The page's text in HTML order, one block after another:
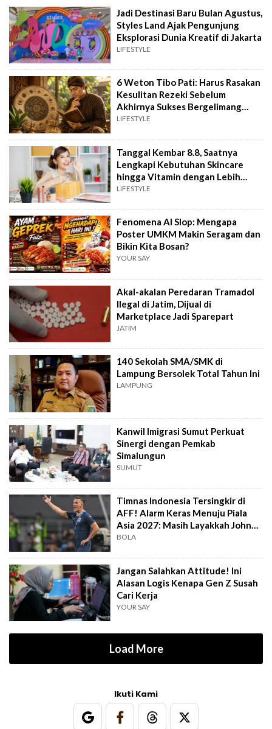
Jadi Destinasi Baru Bulan Agustus,
Styles Land Ajak Pengunjung
Eksplorasi Dunia Kreatif di Jakarta
LIFESTYLE
6 Weton Tibo Pati: Harus Rasakan
Kesulitan Rezeki Sebelum
Akhirnya Sukses Bergelimang
Harta
LIFESTYLE
Tanggal Kembar 8.8, Saatnya
Lengkapi Kebutuhan Skincare
hingga Vitamin dengan Lebih
Hemat
LIFESTYLE
Fenomena AI Slop: Mengapa
Poster UMKM Makin Seragam dan
Bikin Kita Bosan?
YOUR SAY
Akal-akalan Peredaran Tramadol
Ilegal di Jatim, Dijual di
Marketplace Jadi Sparepart
JATIM
140 Sekolah SMA/SMK di
Lampung Bersolek Total Tahun Ini
LAMPUNG
Kanwil Imigrasi Sumut Perkuat
Sinergi dengan Pemkab
Simalungun
SUMUT
Timnas Indonesia Tersingkir di
AFF! Alarm Keras Menuju Piala
Asia 2027: Masih Layakkah John
Herdman?
BOLA
Jangan Salahkan Attitude! Ini
Alasan Logis Kenapa Gen Z Susah
Cari Kerja
YOUR SAY
Load More
Ikuti Kami